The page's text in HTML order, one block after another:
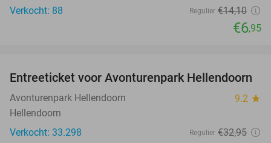
Verkocht: 88
Regulier €14,10
€6,95
41%
Entreeticket voor Avonturenpark Hellendoorn
Avonturenpark Hellendoorn 9.2 star
Hellendoorn
Verkocht: 33.298
Regulier €32,95